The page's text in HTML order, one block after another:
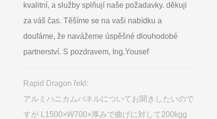
kvalitní, a služby splňují naše požadavky. děkuji
za váš čas. Těšíme se na vaši nabídku a
doufáme, že navážeme úspěšné dlouhodobé
partnerství. S pozdravem, Ing.Yousef
Rapid Dragon řekl:
アルミハニカムパネルについてお聞きしたいので
すが L1500×W700×厚みで曲げに対して200kgg